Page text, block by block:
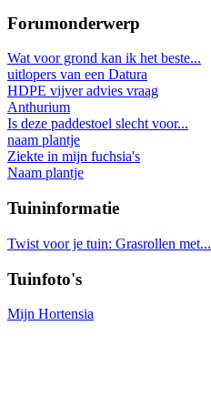
Forumonderwerp
Wat voor grond kan ik het beste...
uitlopers van een Datura
HDPE vijver advies vraag
Anthurium
Is deze paddestoel slecht voor...
naam plantje
Ziekte in mijn fuchsia's
Naam plantje
Tuininformatie
Twist voor je tuin: Grasrollen met...
Tuinfoto's
Mijn Hortensia